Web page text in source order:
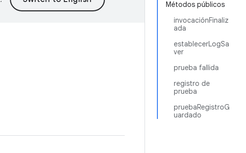
Métodos públicos
invocaciónFinaliz
ada
establecerLogSa
ver
prueba fallida
registro de
prueba
pruebaRegistroG
uardado